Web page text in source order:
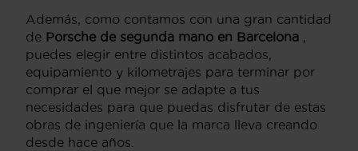
Además, como contamos con una gran cantidad
de Porsche de segunda mano en Barcelona ,
puedes elegir entre distintos acabados,
equipamiento y kilometrajes para terminar por
comprar el que mejor se adapte a tus
necesidades para que puedas disfrutar de estas
obras de ingeniería que la marca lleva creando
desde hace años.